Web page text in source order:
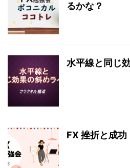
るかな？
水平線と同じ
FX 挫折と成功